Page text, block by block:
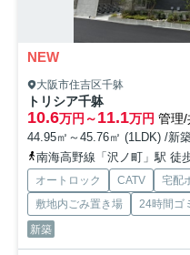
NEW
大阪市住吉区千躰
トリシア千躰
10.6万円～11.1万円 管理/
44.95㎡～45.76㎡ (1LDK) /新
南海高野線「沢ノ町」駅 徒
オートロック CATV 宅配
敷地内ごみ置き場
24時間ゴ
新築